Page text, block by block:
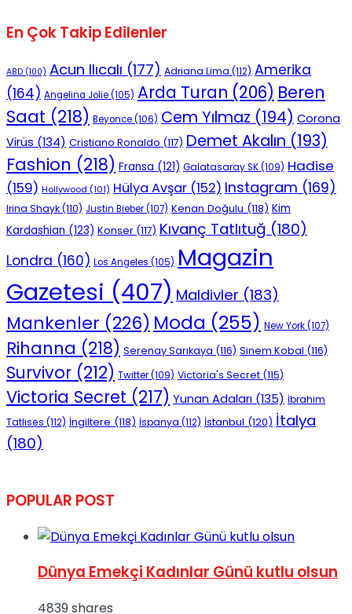
En Çok Takip Edilenler
ABD (100) Acun Ilıcalı (177) Adriana Lima (112) Amerika
(164) Angelina Jolie(105) Arda Turan (206) Beren
Saat (218) Beyonce(106) Cem Yılmaz (194) Corona
Virüs (134) Cristiano Ronaldo (117) Demet Akalın (193)
Fashion (218) Fransa (121) Galatasaray SK(109) Hadise
(159) Hollywood (101) Hülya Avşar (152) Instagram (169)
Irina Shayk(110) Justin Bieber(107) Kenan Doğulu (118) Kim
Kardashian (123) Konser (117) Kıvanç Tatlıtuğ (180)
Londra (160) Los Angeles (105) Magazin
Gazetesi (407) Maldivler (183)
Mankenler (226) Moda (255) New York(107)
Rihanna (218) Serenay Sarıkaya (116) Sinem Kobal (116)
Survivor (212) Twitter(109) Victoria's Secret (115)
Victoria Secret (217) Yunan Adaları (135) İbrahim
Tatlıses (112) İngiltere (118) İspanya (112) İstanbul (120) İtalya
(180)
POPULAR POST
Dünya Emekçi Kadınlar Günü kutlu olsun
4839 shares